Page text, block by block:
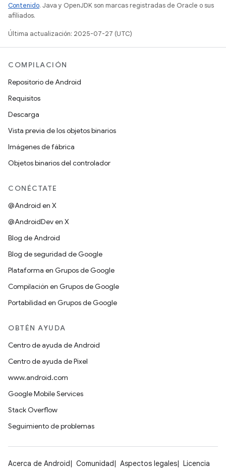
Contenido. Java y OpenJDK son marcas registradas de Oracle o sus
afiliados.
Última actualización: 2025-07-27 (UTC)
COMPILACIÓN
Repositorio de Android
Requisitos
Descarga
Vista previa de los objetos binarios
Imágenes de fábrica
Objetos binarios del controlador
CONÉCTATE
@Android en X
@AndroidDev en X
Blog de Android
Blog de seguridad de Google
Plataforma en Grupos de Google
Compilación en Grupos de Google
Portabilidad en Grupos de Google
OBTÉN AYUDA
Centro de ayuda de Android
Centro de ayuda de Pixel
www.android.com
Google Mobile Services
Stack Overflow
Seguimiento de problemas
Acerca de Android Comunidad Aspectos legales Licencia